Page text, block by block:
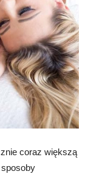
coraz większą